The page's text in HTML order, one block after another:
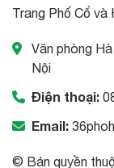
Trang Phố Cổ và
Văn phòng
Nội
Điện thoại:
Email:
© Bản quyền